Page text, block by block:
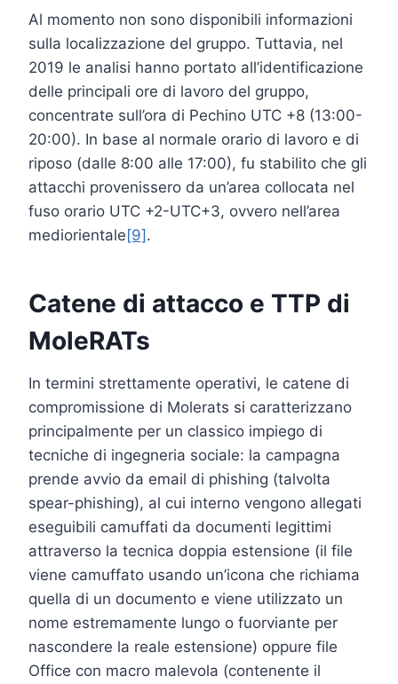
Al momento non sono disponibili informazioni
sulla localizzazione del gruppo. Tuttavia, nel
2019 le analisi hanno portato all’identificazione
delle principali ore di lavoro del gruppo,
concentrate sull’ora di Pechino UTC +8 (13:00-
20:00). In base al normale orario di lavoro e di
riposo (dalle 8:00 alle 17:00), fu stabilito che gli
attacchi provenissero da un’area collocata nel
fuso orario UTC +2-UTC+3, ovvero nell’area
mediorientale[9].
Catene di attacco e TTP di
MoleRATs
In termini strettamente operativi, le catene di
compromissione di Molerats si caratterizzano
principalmente per un classico impiego di
tecniche di ingegneria sociale: la campagna
prende avvio da email di phishing (talvolta
spear-phishing), al cui interno vengono allegati
eseguibili camuffati da documenti legittimi
attraverso la tecnica doppia estensione (il file
viene camuffato usando un’icona che richiama
quella di un documento e viene utilizzato un
nome estremamente lungo o fuorviante per
nascondere la reale estensione) oppure file
Office con macro malevola (contenente il